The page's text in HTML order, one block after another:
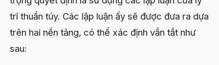
trí thuần túy. Các lập luận ấy sẽ được đưa ra dựa
trên hai nền tảng, có thể xác định vắn tắt như
sau: